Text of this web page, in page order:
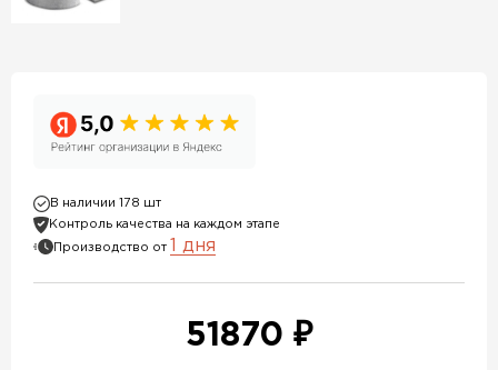
В наличии 178 шт
Контроль качества на каждом этапе
Производство от 1 дня
51870 ₽